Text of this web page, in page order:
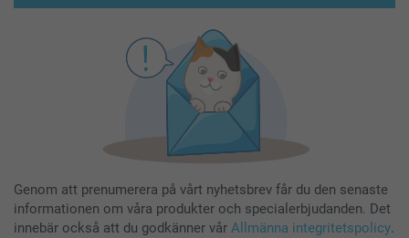
Genom att prenumerera på vårt nyhetsbrev får du den senaste
informationen om våra produkter och specialerbjudanden. Det
innebär också att du godkänner vår Allmänna integritetspolicy.